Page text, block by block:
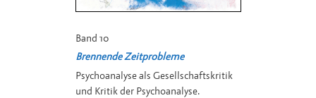
Band 10
Brennende Zeitprobleme
Psychoanalyse als Gesellschaftskritik
und Kritik der Psychoanalyse.